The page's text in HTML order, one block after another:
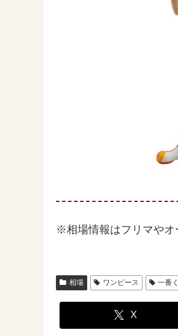
※相場情報はフリマやオ
相場 ワンピース 一番
X